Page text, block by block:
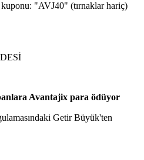
"AVJ40" (tırnaklar hariç)
Avantajix para ödüyor
Getir Büyük'ten